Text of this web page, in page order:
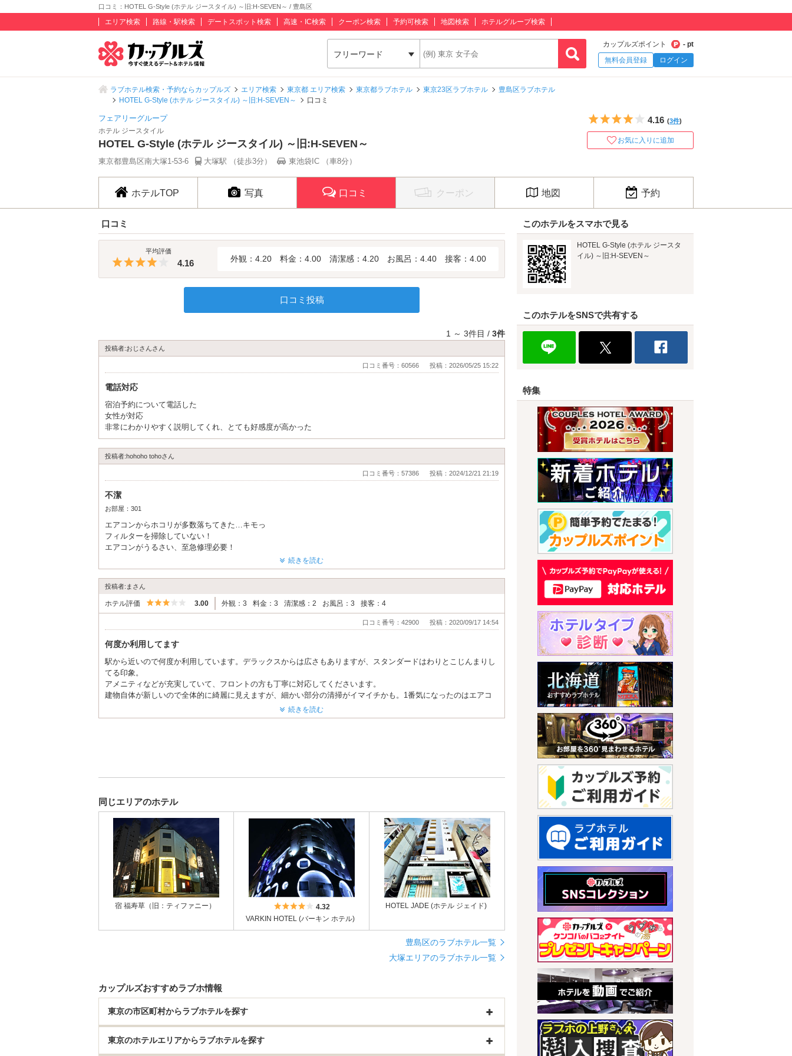
口コミ：HOTEL G-Style (ホテル ジースタイル) ～旧:H-SEVEN～ / 豊島区
エリア検索 路線・駅検索 デートスポット検索 高速・IC検索 クーポン検索 予約可検索 地図検索 ホテルグループ検索
フリーワード
カップルズポイント
- pt
無料会員登録
ログイン
ラブホテル検索・予約ならカップルズ エリア検索 東京都 エリア検索 東京都ラブホテル 東京23区ラブホテル
豊島区ラブホテル
HOTEL G-Style (ホテル ジースタイル) ～旧:H-SEVEN～
口コミ
フェアリーグループ
ホテル ジースタイル
HOTEL G-Style (ホテル ジースタイル) ～旧:H-SEVEN～
東京都豊島区南大塚1-53-6 大塚駅 （徒歩3分） 東池袋IC （車8分）
5つ星のうち4
4.16 (3件)
お気に入りに追加
ホテルTOP 写真 口コミ クーポン 地図 予約
口コミ
平均評価
5つ星のうち4
4.16 外観：4.20 料金：4.00 清潔感：4.20 お風呂：4.40 接客：4.00
口コミ投稿
1 ～ 3件目 / 3件
投稿者:おじさんさん
口コミ番号：60566 投稿：2026/05/25 15:22
電話対応
宿泊予約について電話した
女性が対応
非常にわかりやすく説明してくれ、とても好感度が高かった
投稿者:hohoho tohoさん
口コミ番号：57386 投稿：2024/12/21 21:19
不潔
お部屋：301
エアコンからホコリが多数落ちてきた…キモっ
フィルターを掃除していない！
エアコンがうるさい、至急修理必要！
続きを読む
投稿者:まさん
ホテル評価 5つ星のうち3
3.00 外観：3 料金：3 清潔感：2 お風呂：3 接客：4
口コミ番号：42900 投稿：2020/09/17 14:54
何度か利用してます
駅から近いので何度か利用しています。デラックスからは広さもありますが、スタンダードはわりとこじんまりし
てる印象。
アメニティなどが充実していて、フロントの方も丁寧に対応してくださいます。
建物自体が新しいので全体的に綺麗に見えますが、細かい部分の清掃がイマイチかも。1番気になったのはエアコ
ンの埃…次行った時には改善されてると良いなと思います。
お客さん目線で清掃していただけたら他は満足です。
続きを読む
同じエリアのホテル
宿 福寿草（旧：ティファニー） 5つ星のうち4
4.32
VARKIN HOTEL (バーキン ホテル)
HOTEL JADE (ホテル ジェイド)
豊島区のラブホテル一覧
大塚エリアのラブホテル一覧
カップルズおすすめラブホ情報
東京の市区町村からラブホテルを探す
東京のホテルエリアからラブホテルを探す
このホテルをスマホで見る
HOTEL G-Style (ホテル ジースタ
イル) ～旧:H-SEVEN～
このホテルをSNSで共有する
特集